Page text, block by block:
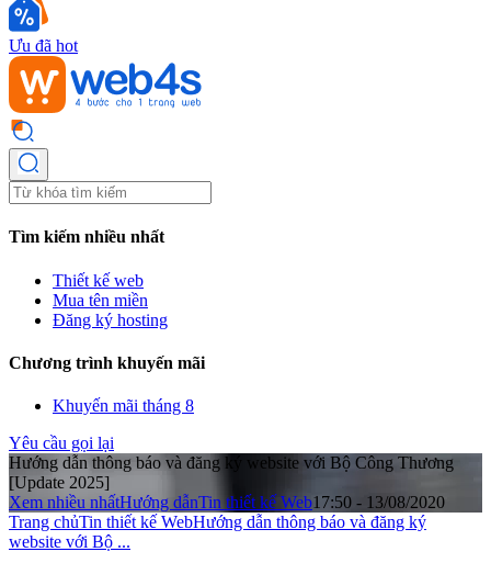
Ưu đã hot
Tìm kiếm nhiều nhất
Thiết kế web
Mua tên miền
Đăng ký hosting
Chương trình khuyến mãi
Khuyến mãi tháng 8
Yêu cầu gọi lại
Hướng dẫn thông báo và đăng ký website với Bộ Công Thương
[Update 2025]
Xem nhiều nhấtHướng dẫnTin thiết kế Web17:50 - 13/08/2020
Trang chủTin thiết kế WebHướng dẫn thông báo và đăng ký
website với Bộ ...